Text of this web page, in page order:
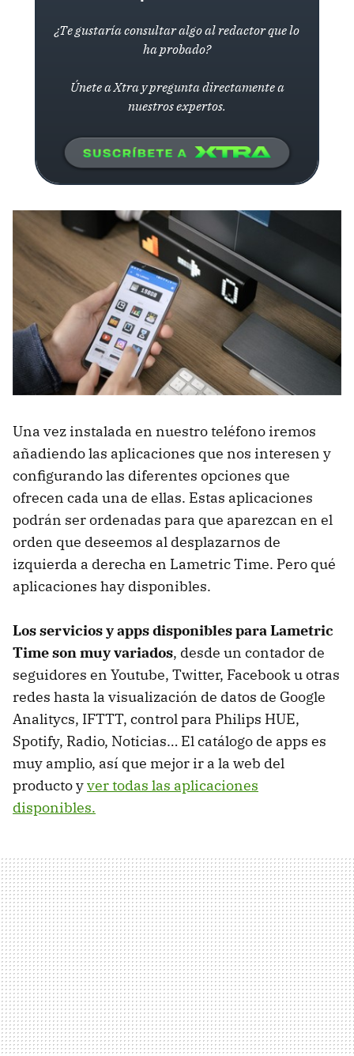
¿Te gustaría consultar algo al redactor que lo
ha probado?
Únete a Xtra y pregunta directamente a
nuestros expertos.
Una vez instalada en nuestro teléfono iremos
añadiendo las aplicaciones que nos interesen y
configurando las diferentes opciones que
ofrecen cada una de ellas. Estas aplicaciones
podrán ser ordenadas para que aparezcan en el
orden que deseemos al desplazarnos de
izquierda a derecha en Lametric Time. Pero qué
aplicaciones hay disponibles.
Los servicios y apps disponibles para Lametric
Time son muy variados, desde un contador de
seguidores en Youtube, Twitter, Facebook u otras
redes hasta la visualización de datos de Google
Analitycs, IFTTT, control para Philips HUE,
Spotify, Radio, Noticias… El catálogo de apps es
muy amplio, así que mejor ir a la web del
producto yver todas las aplicaciones
disponibles.